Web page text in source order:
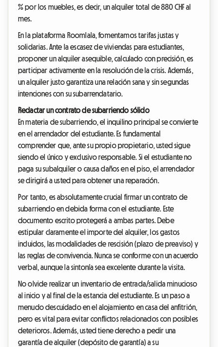
% por los muebles, es decir, un alquiler total de 880 CHF al
mes.
En la plataforma Roomlala, fomentamos tarifas justas y
solidarias. Ante la escasez de viviendas para estudiantes,
proponer un alquiler asequible, calculado con precisión, es
participar activamente en la resolución de la crisis. Además,
un alquiler justo garantiza una relación sana y sin segundas
intenciones con su subarrendatario.
Redactar un contrato de subarriendo sólido
En materia de subarriendo, el inquilino principal se convierte
en el arrendador del estudiante. Es fundamental
comprender que, ante su propio propietario, usted sigue
siendo el único y exclusivo responsable. Si el estudiante no
paga su subalquiler o causa daños en el piso, el arrendador
se dirigirá a usted para obtener una reparación.
Por tanto, es absolutamente crucial firmar un contrato de
subarriendo en debida forma con el estudiante. Este
documento escrito protegerá a ambas partes. Debe
estipular claramente el importe del alquiler, los gastos
incluidos, las modalidades de rescisión (plazo de preaviso) y
las reglas de convivencia. Nunca se conforme con un acuerdo
verbal, aunque la sintonía sea excelente durante la visita.
No olvide realizar un inventario de entrada/salida minucioso
al inicio y al final de la estancia del estudiante. Es un paso a
menudo descuidado en el alojamiento en casa del anfitrión,
pero es vital para evitar conflictos relacionados con posibles
deterioros. Además, usted tiene derecho a pedir una
garantía de alquiler (depósito de garantía) a su